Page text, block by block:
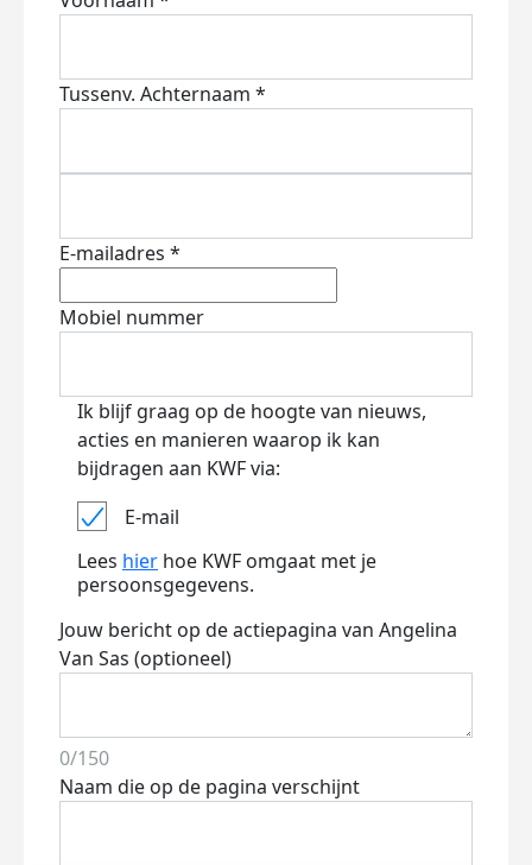
Tussenv. Achternaam *
E-mailadres *
Mobiel nummer
Ik blijf graag op de hoogte van nieuws,
acties en manieren waarop ik kan
bijdragen aan KWF via:
E-mail
Lees hier hoe KWF omgaat met je
persoonsgegevens.
Jouw bericht op de actiepagina van Angelina
Van Sas (optioneel)
0/150
Naam die op de pagina verschijnt